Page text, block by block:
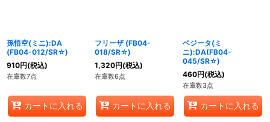
孫悟空(ミニ):DA
(FB04-012/SR☆)
910円(税込)
在庫数7点
カートに入れる
フリーザ (FB04-
018/SR☆)
1,320円(税込)
在庫数6点
カートに入れる
ベジータ(ミ
ニ):DA(FB04-
045/SR☆)
460円(税込)
在庫数3点
カートに入れる